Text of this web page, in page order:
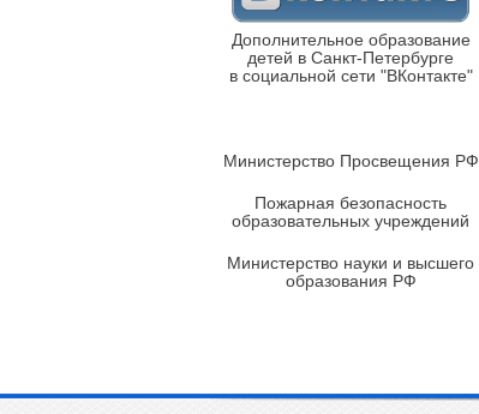
Дополнительное образование
детей в Санкт-Петербурге
в социальной сети "ВКонтакте"
Министерство Просвещения РФ
Пожарная безопасность
образовательных учреждений
Министерство науки и высшего
образования РФ